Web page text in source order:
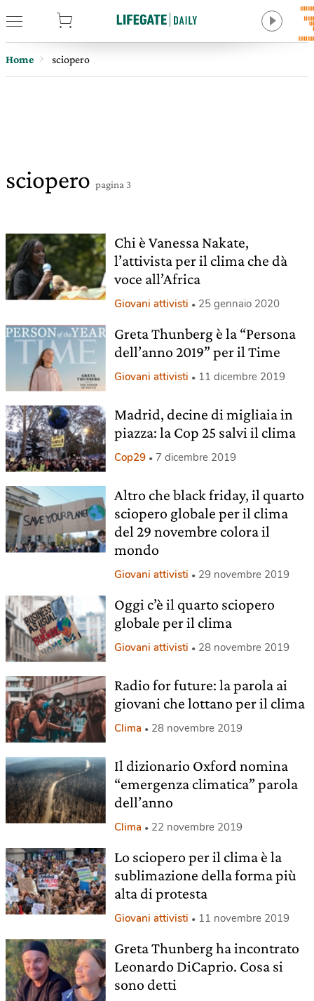
Home sciopero
sciopero pagina 3
Chi è Vanessa Nakate,
l’attivista per il clima che dà
voce all’Africa
Giovani attivisti 25 gennaio 2020
Greta Thunberg è la “Persona
dell’anno 2019” per il Time
Giovani attivisti 11 dicembre 2019
Madrid, decine di migliaia in
piazza: la Cop 25 salvi il clima
Cop29 7 dicembre 2019
Altro che black friday, il quarto
sciopero globale per il clima
del 29 novembre colora il
mondo
Giovani attivisti 29 novembre 2019
Oggi c’è il quarto sciopero
globale per il clima
Giovani attivisti 28 novembre 2019
Radio for future: la parola ai
giovani che lottano per il clima
Clima 28 novembre 2019
Il dizionario Oxford nomina
“emergenza climatica” parola
dell’anno
Clima 22 novembre 2019
Lo sciopero per il clima è la
sublimazione della forma più
alta di protesta
Giovani attivisti 11 novembre 2019
Greta Thunberg ha incontrato
Leonardo DiCaprio. Cosa si
sono detti